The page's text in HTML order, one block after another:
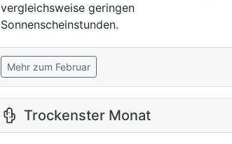
vergleichsweise geringen
Sonnenscheinstunden.
Mehr zum Februar
Trockenster Monat